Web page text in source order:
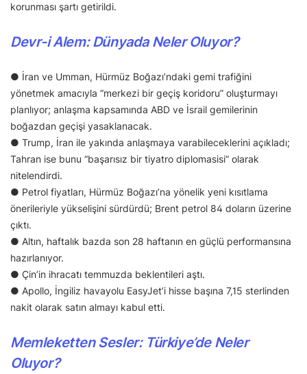
korunması şartı getirildi.
Devr-i Alem: Dünyada Neler Oluyor?
● İran ve Umman, Hürmüz Boğazı’ndaki gemi trafiğini
yönetmek amacıyla “merkezi bir geçiş koridoru” oluşturmayı
planlıyor; anlaşma kapsamında ABD ve İsrail gemilerinin
boğazdan geçişi yasaklanacak.
● Trump, İran ile yakında anlaşmaya varabileceklerini açıkladı;
Tahran ise bunu “başarısız bir tiyatro diplomasisi” olarak
nitelendirdi.
● Petrol fiyatları, Hürmüz Boğazı’na yönelik yeni kısıtlama
önerileriyle yükselişini sürdürdü; Brent petrol 84 doların üzerine
çıktı.
● Altın, haftalık bazda son 28 haftanın en güçlü performansına
hazırlanıyor.
● Çin’in ihracatı temmuzda beklentileri aştı.
● Apollo, İngiliz havayolu EasyJet’i hisse başına 7,15 sterlinden
nakit olarak satın almayı kabul etti.
Memleketten Sesler: Türkiye’de Neler
Oluyor?